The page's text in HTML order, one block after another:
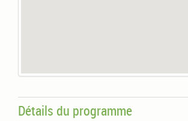
Détails du programme